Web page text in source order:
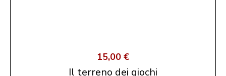
15,00 €
Il terreno dei giochi